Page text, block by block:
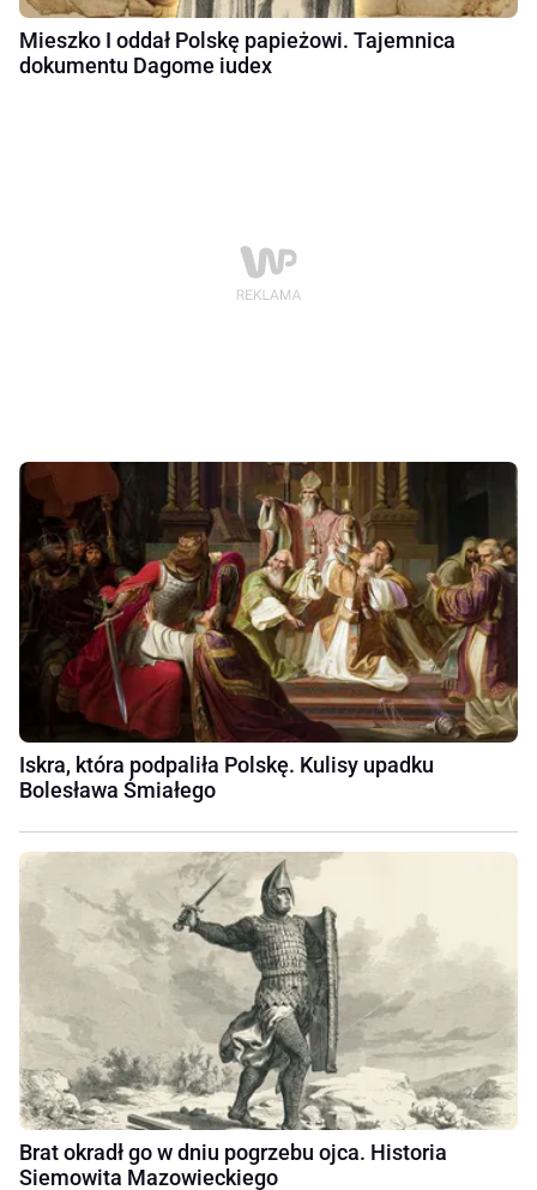
Mieszko I oddał Polskę papieżowi. Tajemnica
dokumentu Dagome iudex
Iskra, która podpaliła Polskę. Kulisy upadku
Bolesława Śmiałego
Brat okradł go w dniu pogrzebu ojca. Historia
Siemowita Mazowieckiego